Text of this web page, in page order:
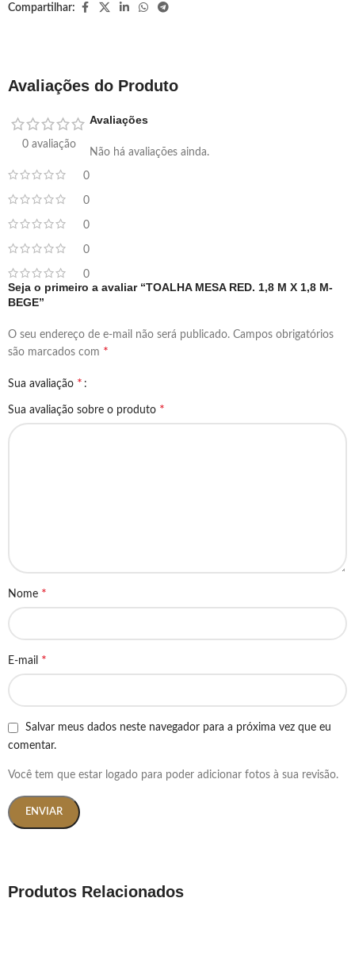
Compartilhar:
Avaliações do Produto
0 avaliação
0
0
0
0
0
Avaliações
Não há avaliações ainda.
Seja o primeiro a avaliar “TOALHA MESA RED. 1,8 M X 1,8 M-
BEGE”
O seu endereço de e-mail não será publicado. Campos obrigatórios
são marcados com *
Sua avaliação *
Sua avaliação sobre o produto *
Nome *
E-mail *
Salvar meus dados neste navegador para a próxima vez que eu
comentar.
Você tem que estar logado para poder adicionar fotos à sua revisão.
Produtos Relacionados